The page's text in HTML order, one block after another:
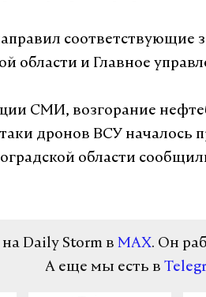
соответствующие
области и Главное
СМИ, возгорание
дронов ВСУ началось
области
Daily Storm в MAX. Он
А еще мы есть в